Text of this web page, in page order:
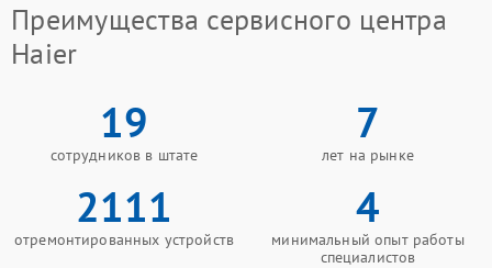
Преимущества сервисного центра
Haier
19
сотрудников в штате
7
лет на рынке
2111
отремонтированных устройств
4
минимальный опыт работы
специалистов